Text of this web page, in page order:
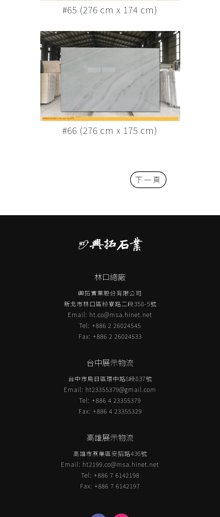
#65 (276 cm x 174 cm)
#66 (276 cm x 175 cm)
下一頁
林口總廠
興拓實業股份有限公司
新北市林口區粉寮路二段358-5號
Email: ht.co@msa.hinet.net
Tel: +886 2 26024545
Fax: +886 2 26024533
台中展示物流
台中市烏日區環中路8段837號
Email: ht23355379@gmail.com
Tel: +886 4 23355379
Fax: +886 4 23355329
高雄展示物流
高雄市燕巢區安招路436號
Email: ht2199.co@msa.hinet.net
Tel: +886 7 6142198
Fax: +886 7 6142197